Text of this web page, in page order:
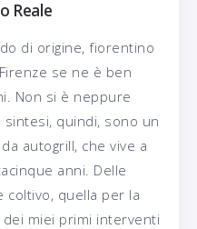
Reale
di origine, fiorentino
se ne è ben
Non si è neppure
quindi, sono un
autogrill, che vive a
anni. Delle
coltivo, quella per la
miei primi interventi